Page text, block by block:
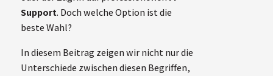
Support. Doch welche Option ist die
beste Wahl?
In diesem Beitrag zeigen wir nicht nur die
Unterschiede zwischen diesen Begriffen,